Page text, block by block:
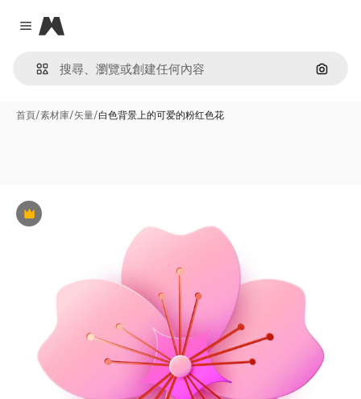
Close menu
Magnific
通過圖
首頁/素材庫/矢量/白色背景上的可爱的粉红色花
Premium